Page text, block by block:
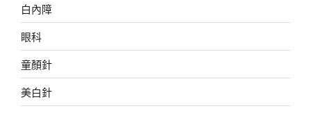
白內障
眼科
童顏針
美白針